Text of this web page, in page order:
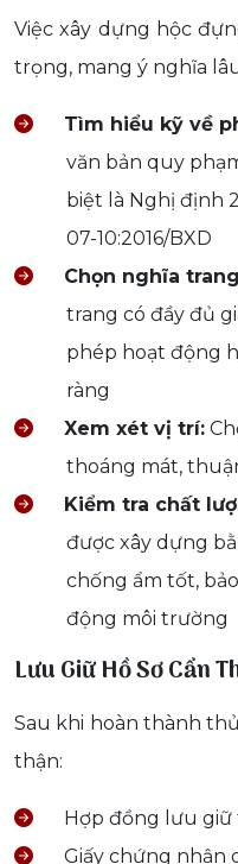
Việc xây dựng hộc
trọng, mang ý nghĩa
Tìm hiểu kỹ về
văn bản quy
biệt là Nghị định
07-10:2016/BXD
Chọn nghĩa
trang có đầy đủ
phép hoạt động
ràng
Xem xét vị trí:
thoáng mát,
Kiểm tra chất
được xây dựng
chống ẩm tốt,
động môi trường
Lưu Giữ Hồ Sơ Cẩn
Sau khi hoàn thành
thận:
Hợp đồng lưu giữ
Giấy chứng nhận